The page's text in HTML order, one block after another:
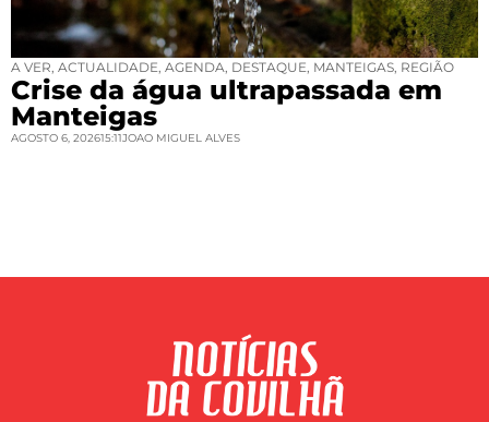
A VER ACTUALIDADE AGENDA DESTAQUE MANTEIGAS REGIÃO
Crise da água ultrapassada em
Manteigas
AGOSTO 6, 202615:11JOAO MIGUEL ALVES